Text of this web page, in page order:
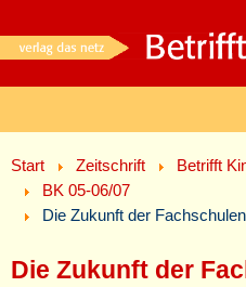
Start Zeitschrift Betrifft
BK 05-06/07
Die Zukunft der
Die Zukunft der